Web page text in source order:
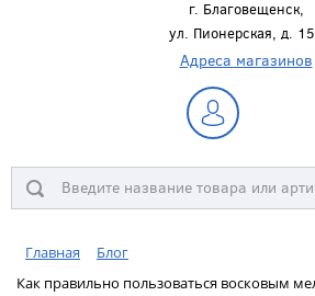
г. Благовещенск,
ул. Пионерская, д.
Адреса магазинов
Главная
Блог
Как правильно пользоваться восковым